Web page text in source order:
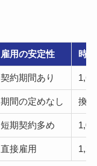
雇用の安定性 時
契約期間あり
期間の定めなし 換
短期契約多め
直接雇用